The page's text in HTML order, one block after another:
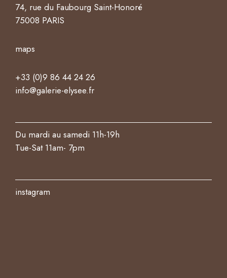
74, rue du Faubourg Saint-Honoré
75008 PARIS
maps
+33 (0)9 86 44 24 26
info@galerie-elysee.fr
Du mardi au samedi 11h-19h
Tue-Sat 11am- 7pm
instagram